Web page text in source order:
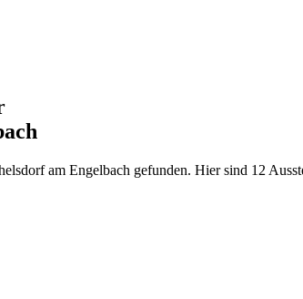
am Engelbach gefunden. Hier sind 12